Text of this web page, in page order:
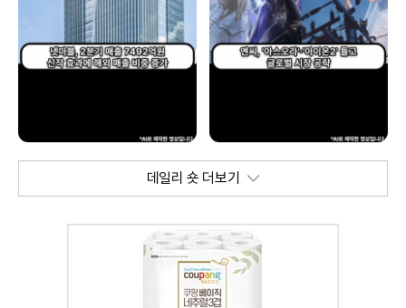
데일리 숏 더보기